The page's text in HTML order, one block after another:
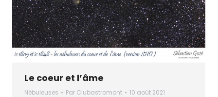
Le coeur et l’âme
Nébuleuses Par Clubastromont 10 août 2021